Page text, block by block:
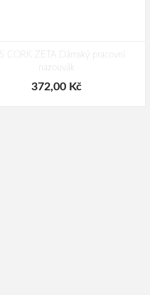
CORK ZETA Dámský pracovní
nazouvák
372,00 Kč